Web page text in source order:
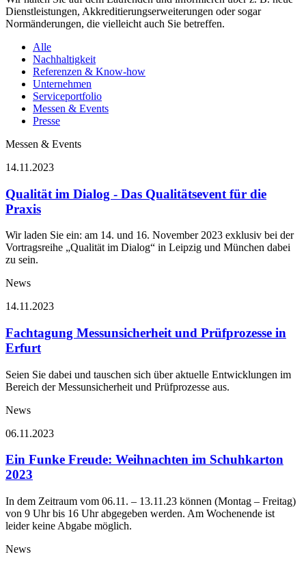
Dienstleistungen, Akkreditierungserweiterungen oder sogar
Normänderungen, die vielleicht auch Sie betreffen.
Alle
Nachhaltigkeit
Referenzen & Know-how
Unternehmen
Serviceportfolio
Messen & Events
Presse
Messen & Events
14.11.2023
Qualität im Dialog - Das Qualitätsevent für die
Praxis
Wir laden Sie ein: am 14. und 16. November 2023 exklusiv bei der
Vortragsreihe „Qualität im Dialog“ in Leipzig und München dabei
zu sein.
News
14.11.2023
Fachtagung Messunsicherheit und Prüfprozesse in
Erfurt
Seien Sie dabei und tauschen sich über aktuelle Entwicklungen im
Bereich der Messunsicherheit und Prüfprozesse aus.
News
06.11.2023
Ein Funke Freude: Weihnachten im Schuhkarton
2023
In dem Zeitraum vom 06.11. – 13.11.23 können (Montag – Freitag)
von 9 Uhr bis 16 Uhr abgegeben werden. Am Wochenende ist
leider keine Abgabe möglich.
News